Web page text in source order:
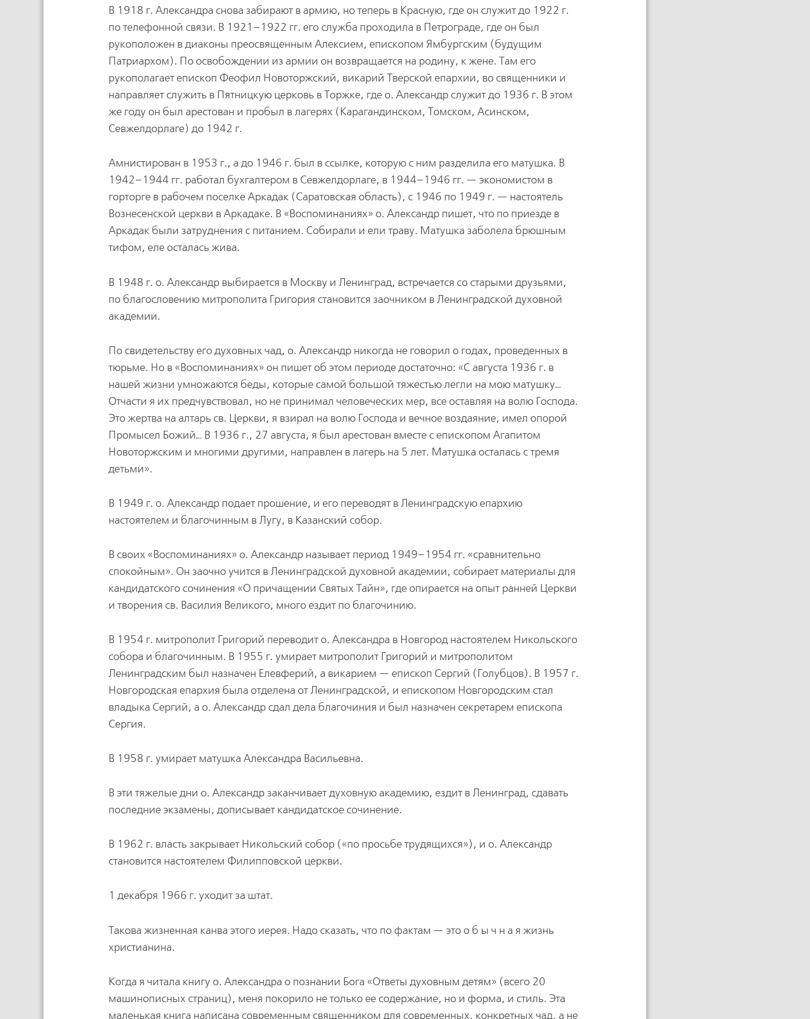
В 1918 г. Александра снова забирают в армию, но теперь в Красную, где он служит до 1922 г.
по телефонной связи. В 1921–1922 гг. его служба проходила в Петрограде, где он был
рукоположен в диаконы преосвященным Алексием, епископом Ямбургским (будущим
Патриархом). По освобождении из армии он возвращается на родину, к жене. Там его
рукополагает епископ Феофил Новоторжский, викарий Тверской епархии, во священники и
направляет служить в Пятницкую церковь в Торжке, где о. Александр служит до 1936 г. В этом
же году он был арестован и пробыл в лагерях (Карагандинском, Томском, Асинском,
Севжелдорлаге) до 1942 г.
Амнистирован в 1953 г., а до 1946 г. был в ссылке, которую с ним разделила его матушка. В
1942–1944 гг. работал бухгалтером в Севжелдорлаге, в 1944–1946 гг. — экономистом в
горторге в рабочем поселке Аркадак (Саратовская область), с 1946 по 1949 г. — настоятель
Вознесенской церкви в Аркадаке. В «Воспоминаниях» о. Александр пишет, что по приезде в
Аркадак были затруднения с питанием. Собирали и ели траву. Матушка заболела брюшным
тифом, еле осталась жива.
В 1948 г. о. Александр выбирается в Москву и Ленинград, встречается со старыми друзьями,
по благословению митрополита Григория становится заочником в Ленинградской духовной
академии.
По свидетельству его духовных чад, о. Александр никогда не говорил о годах, проведенных в
тюрьме. Но в «Воспоминаниях» он пишет об этом периоде достаточно: «С августа 1936 г. в
нашей жизни умножаются беды, которые самой большой тяжестью легли на мою матушку…
Отчасти я их предчувствовал, но не принимал человеческих мер, все оставляя на волю Господа.
Это жертва на алтарь св. Церкви, я взирал на волю Господа и вечное воздаяние, имел опорой
Промысел Божий… В 1936 г., 27 августа, я был арестован вместе с епископом Агапитом
Новоторжским и многими другими, направлен в лагерь на 5 лет. Матушка осталась с тремя
детьми».
В 1949 г. о. Александр подает прошение, и его переводят в Ленинградскую епархию
настоятелем и благочинным в Лугу, в Казанский собор.
В своих «Воспоминаниях» о. Александр называет период 1949–1954 гг. «сравнительно
спокойным». Он заочно учится в Ленинградской духовной академии, собирает материалы для
кандидатского сочинения «О причащении Святых Тайн», где опирается на опыт ранней Церкви
и творения св. Василия Великого, много ездит по благочинию.
В 1954 г. митрополит Григорий переводит о. Александра в Новгород настоятелем Никольского
собора и благочинным. В 1955 г. умирает митрополит Григорий и митрополитом
Ленинградским был назначен Елевферий, а викарием — епископ Сергий (Голубцов). В 1957 г.
Новгородская епархия была отделена от Ленинградской, и епископом Новгородским стал
владыка Сергий, а о. Александр сдал дела благочиния и был назначен секретарем епископа
Сергия.
В 1958 г. умирает матушка Александра Васильевна.
В эти тяжелые дни о. Александр заканчивает духовную академию, ездит в Ленинград, сдавать
последние экзамены, дописывает кандидатское сочинение.
В 1962 г. власть закрывает Никольский собор («по просьбе трудящихся»), и о. Александр
становится настоятелем Филипповской церкви.
1 декабря 1966 г. уходит за штат.
Такова жизненная канва этого иерея. Надо сказать, что по фактам — это о б ы ч н а я жизнь
христианина.
Когда я читала книгу о. Александра о познании Бога «Ответы духовным детям» (всего 20
машинописных страниц), меня покорило не только ее содержание, но и форма, и стиль. Эта
маленькая книга написана современным священником для современных, конкретных чад, а не